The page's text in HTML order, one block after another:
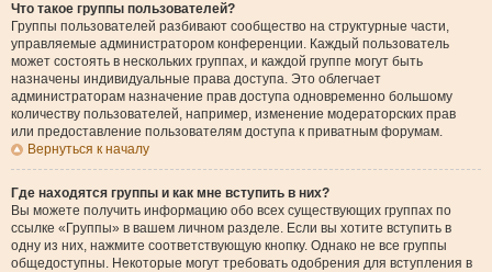
Что такое группы пользователей?
Группы пользователей разбивают сообщество на структурные части,
управляемые администратором конференции. Каждый пользователь
может состоять в нескольких группах, и каждой группе могут быть
назначены индивидуальные права доступа. Это облегчает
администраторам назначение прав доступа одновременно большому
количеству пользователей, например, изменение модераторских прав
или предоставление пользователям доступа к приватным форумам.
Вернуться к началу
Где находятся группы и как мне вступить в них?
Вы можете получить информацию обо всех существующих группах по
ссылке «Группы» в вашем личном разделе. Если вы хотите вступить в
одну из них, нажмите соответствующую кнопку. Однако не все группы
общедоступны. Некоторые могут требовать одобрения для вступления в